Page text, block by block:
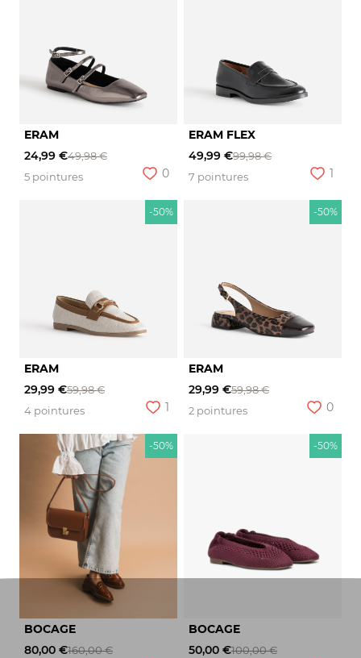
ERAM
24,99 €49,98 €
5 pointures
0
ERAM FLEX
49,99 €99,98 €
7 pointures
1
-50%
ERAM
29,99 €59,98 €
4 pointures
1
-50%
ERAM
29,99 €59,98 €
2 pointures
0
-50%
BOCAGE
80,00 €160,00 €
-50%
BOCAGE
50,00 €100,00 €